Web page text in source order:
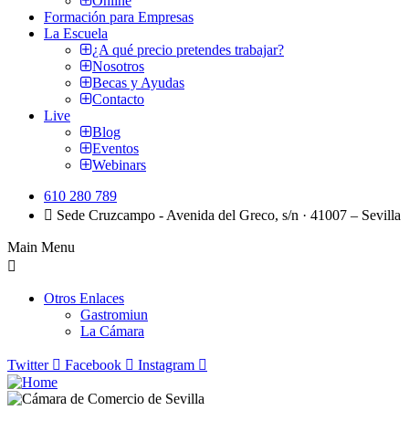
Formación para Empresas
La Escuela
¿A qué precio pretendes trabajar?
Nosotros
Becas y Ayudas
Contacto
Live
Blog
Eventos
Webinars
610 280 789
Sede Cruzcampo - Avenida del Greco, s/n · 41007 – Sevilla
Main Menu
Otros Enlaces
Gastromiun
La Cámara
Twitter Facebook Instagram